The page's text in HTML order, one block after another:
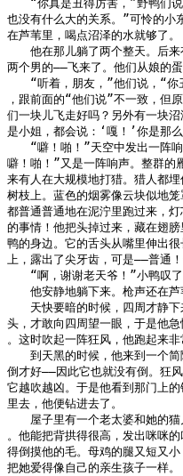
“你真是丑得厉害，”野鸭们说
也没有什么大的关系。”可怜的小
在芦苇里，喝点沼泽的水就够了。
他在那儿躺了两个整天。后来
两个男的——飞来了。他们从娘的
“听着，朋友，”他们说，“你
，跟前面的“他们说”不一致，但
们一块儿飞走好吗？另外有一块
是小姐，都会说：‘嘎！’你是那
“噼！啪！”天空中发出一阵响
噼！啪！”又是一阵响声。整群的
来有人在大规模地打猎。猎人都
树枝上。蓝色的烟雾像云块似地
都普通普通地在泥泞里跑过来，
的事情！他把头掉过来，藏在翅
鸭的身边。它的舌头从嘴里伸出
上，露出了尖牙齿，可是——普通
“啊，谢谢老天爷！”小鸭叹了
他安静地躺下来。枪声还在芦
天快要暗的时候，四周才静下
头，才敢向四周望一眼，于是他
。这时吹起一阵狂风，他跑起来非
到天黑的时候，他来到一个简
倒才好——因此它也就没有倒。狂
它越吹越凶。于是他看到那门上
里去，他便钻进去了。
屋子里有一个老太婆和她的猫
。他能把背拱得很高，发出咪咪
得倒摸他的毛。母鸡的腿又短又
把她爱得像自己的亲生孩子一样。